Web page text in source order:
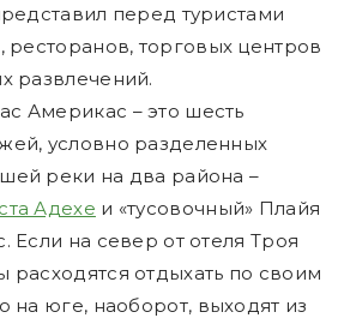
перед туристами
ресторанов, торговых центров
развлечений.
Америкас – это шесть
условно разделенных
реки на два района –
Адехе и «тусовочный» Плайя
Если на север от отеля Троя
расходятся отдыхать по своим
на юге, наоборот, выходят из